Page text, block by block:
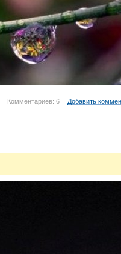
Комментариев: 6 Добавить